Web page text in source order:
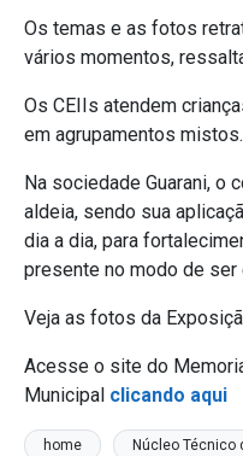
Os temas e as fotos
vários momentos,
Os CEIIs atendem
em agrupamentos mistos.
Na sociedade Guarani, o
aldeia, sendo sua
dia a dia, para
presente no modo de ser
Veja as fotos da
Acesse o site do
Municipal clicando aqui
home Núcleo Técnico